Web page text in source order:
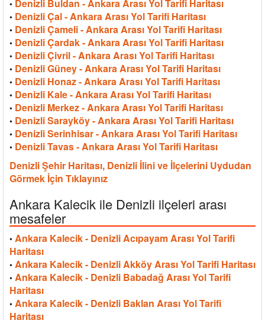
• Denizli Buldan - Ankara Arası Yol Tarifi Haritası
• Denizli Çal - Ankara Arası Yol Tarifi Haritası
• Denizli Çameli - Ankara Arası Yol Tarifi Haritası
• Denizli Çardak - Ankara Arası Yol Tarifi Haritası
• Denizli Çivril - Ankara Arası Yol Tarifi Haritası
• Denizli Güney - Ankara Arası Yol Tarifi Haritası
• Denizli Honaz - Ankara Arası Yol Tarifi Haritası
• Denizli Kale - Ankara Arası Yol Tarifi Haritası
• Denizli Merkez - Ankara Arası Yol Tarifi Haritası
• Denizli Sarayköy - Ankara Arası Yol Tarifi Haritası
• Denizli Serinhisar - Ankara Arası Yol Tarifi Haritası
• Denizli Tavas - Ankara Arası Yol Tarifi Haritası
Denizli Şehir Haritası, Denizli İlini ve İlçelerini Uydudan
Görmek İçin Tıklayınız
Ankara Kalecik ile Denizli ilçeleri arası
mesafeler
• Ankara Kalecik - Denizli Acıpayam Arası Yol Tarifi
Haritası
• Ankara Kalecik - Denizli Akköy Arası Yol Tarifi Haritası
• Ankara Kalecik - Denizli Babadağ Arası Yol Tarifi
Haritası
• Ankara Kalecik - Denizli Baklan Arası Yol Tarifi
Haritası